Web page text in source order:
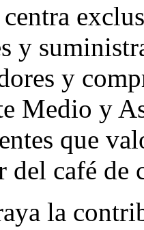
y
y
Medio y
que
del café de
la